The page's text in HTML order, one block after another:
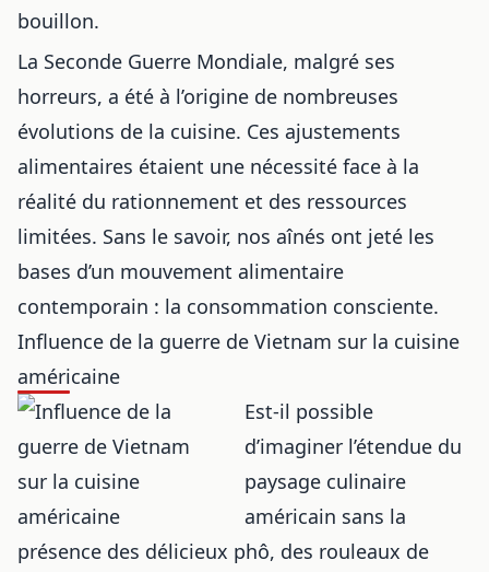
bouillon.
La Seconde Guerre Mondiale, malgré ses
horreurs, a été à l’origine de nombreuses
évolutions de la cuisine. Ces ajustements
alimentaires étaient une nécessité face à la
réalité du rationnement et des ressources
limitées. Sans le savoir, nos aînés ont jeté les
bases d’un mouvement alimentaire
contemporain : la consommation consciente.
Influence de la guerre de Vietnam sur la cuisine
américaine
Est-il possible
d’imaginer l’étendue du
paysage culinaire
américain sans la
présence des délicieux phô, des rouleaux de